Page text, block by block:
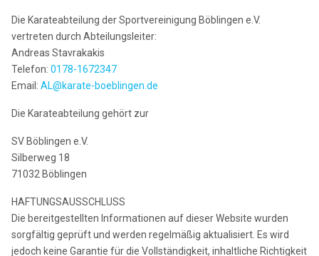
Die Karateabteilung der Sportvereinigung Böblingen e.V.
vertreten durch Abteilungsleiter:
Andreas Stavrakakis
Telefon:0178-1672347
Email:AL@karate-boeblingen.de
Die Karateabteilung gehört zur
SV Böblingen e.V.
Silberweg 18
71032 Böblingen
HAFTUNGSAUSSCHLUSS
Die bereitgestellten Informationen auf dieser Website wurden
sorgfältig geprüft und werden regelmäßig aktualisiert. Es wird
jedoch keine Garantie für die Vollständigkeit, inhaltliche Richtigkeit